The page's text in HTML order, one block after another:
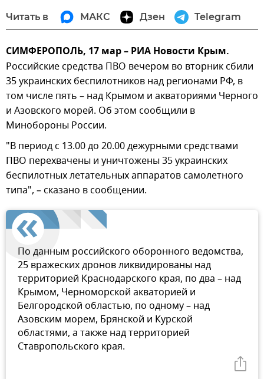
Читать в МАКС Дзен Telegram
СИМФЕРОПОЛЬ, 17 мар – РИА Новости Крым.
Российские средства ПВО вечером во вторник сбили
35 украинских беспилотников над регионами РФ, в
том числе пять – над Крымом и акваториями Черного
и Азовского морей. Об этом сообщили в
Минобороны России.
"В период с 13.00 до 20.00 дежурными средствами
ПВО перехвачены и уничтожены 35 украинских
беспилотных летательных аппаратов самолетного
типа", – сказано в сообщении.
По данным российского оборонного ведомства,
25 вражеских дронов ликвидированы над
территорией Краснодарского края, по два – над
Крымом, Черноморской акваторией и
Белгородской областью, по одному – над
Азовским морем, Брянской и Курской
областями, а также над территорией
Ставропольского края.